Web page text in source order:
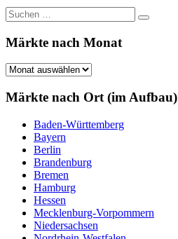
Suchen
nach:
Suchen
Märkte nach Monat
Märkte
Monat
Märkte nach Ort (im Aufbau)
Baden-Württemberg
Bayern
Berlin
Brandenburg
Bremen
Hamburg
Hessen
Mecklenburg-Vorpommern
Niedersachsen